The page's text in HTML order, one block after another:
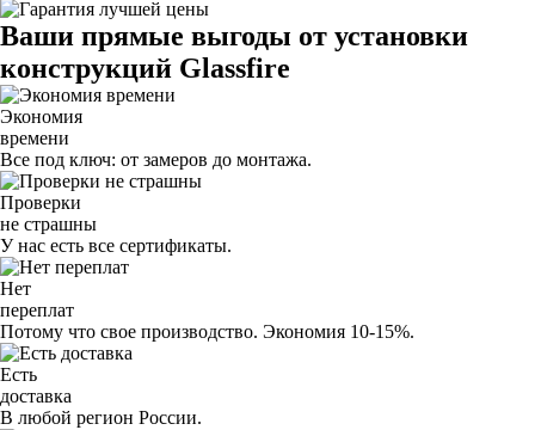
Ваши прямые выгоды от установки
конструкций Glassfire
Экономия
времени
Все под ключ: от замеров до монтажа.
Проверки
не страшны
У нас есть все сертификаты.
Нет
переплат
Потому что свое производство. Экономия 10-15%.
Есть
доставка
В любой регион России.